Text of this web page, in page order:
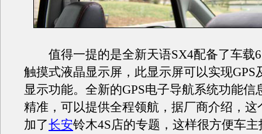
值得一提的是全新天语SX4配备了车载
触摸式液晶显示屏，此显示屏可以实现GPS
显示功能。全新的GPS电子导航系统功能信
精准，可以提供全程领航，据厂商介绍，这
加了长安铃木4S店的专题，这样很方便车主